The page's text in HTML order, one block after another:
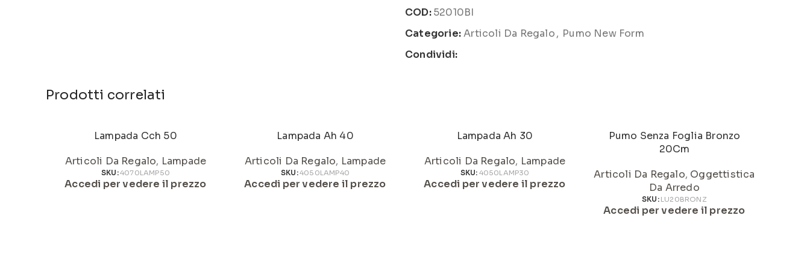
COD:52010BI
Categorie: Articoli Da Regalo, Pumo New Form
Condividi:
Prodotti correlati
Lampada Cch 50
Articoli Da Regalo, Lampade
SKU:4070LAMP50
Accedi per vedere il prezzo
Lampada Ah 40
Articoli Da Regalo, Lampade
SKU:4050LAMP40
Accedi per vedere il prezzo
Lampada Ah 30
Articoli Da Regalo, Lampade
SKU: 4050LAMP30
Accedi per vedere il prezzo
Pumo Senza Foglia Bronzo
20Cm
Articoli Da Regalo, Oggettistica
Da Arredo
SKU: LU20BRONZ
Accedi per vedere il prezzo